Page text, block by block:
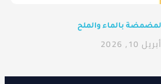
بالماء والملح
أبريل 10, 2026